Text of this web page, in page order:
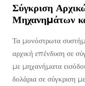
Σύγκριση
Μηχανημάτων
Τα μονόστρωτα
αρχική επένδυση σε
με μηχανήματα
δολάρια σε σύγκριση